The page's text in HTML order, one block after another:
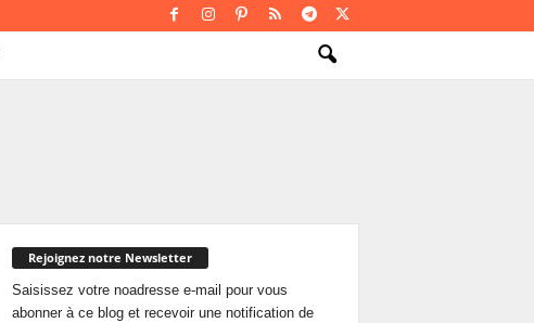
Rejoignez notre Newsletter
Saisissez votre noadresse e-mail pour vous
abonner à ce blog et recevoir une notification de